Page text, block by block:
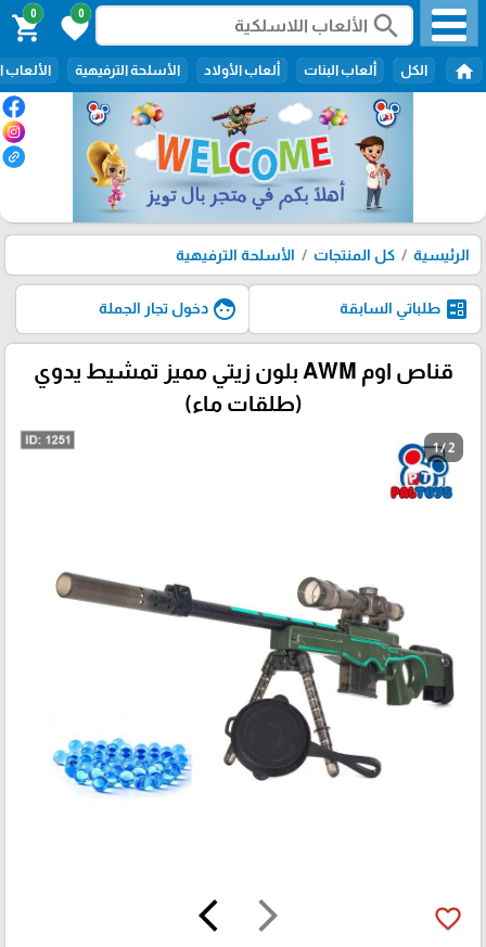
search
0
favorite
0
shopping_cart
home الكل ألعاب البنات ألعاب الأولاد الأسلحة الترفيهية الألعاب
الرئيسية كل المنتجات الأسلحة الترفيهية
ballot طلباتي السابقة face دخول تجار الجملة
قناص اوم AWM بلون زيتي مميز تمشيط يدوي
(طلقات ماء)
1 / 2
arrow_forward_ios
arrow_back_ios favorite_border